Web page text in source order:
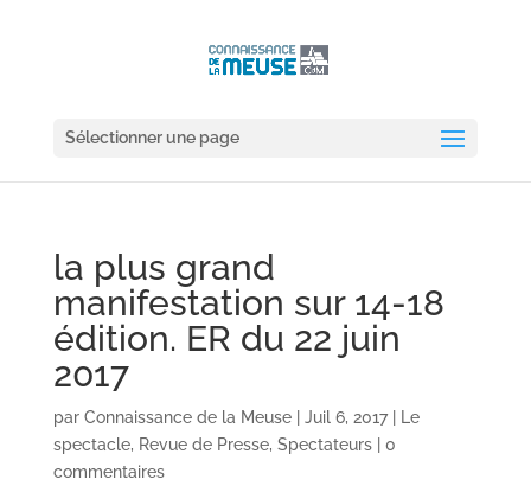
Sélectionner une page
la plus grand
manifestation sur 14-18
édition. ER du 22 juin
2017
par Connaissance de la Meuse| Juil 6, 2017|
Le
spectacle, Revue de Presse, Spectateurs| 0
commentaires